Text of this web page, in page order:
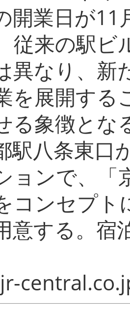
開業日が11
従来の駅ビ
異なり、新
を展開する
る象徴とな
駅八条東口
ョンで、「
コンセプト
意する。宿